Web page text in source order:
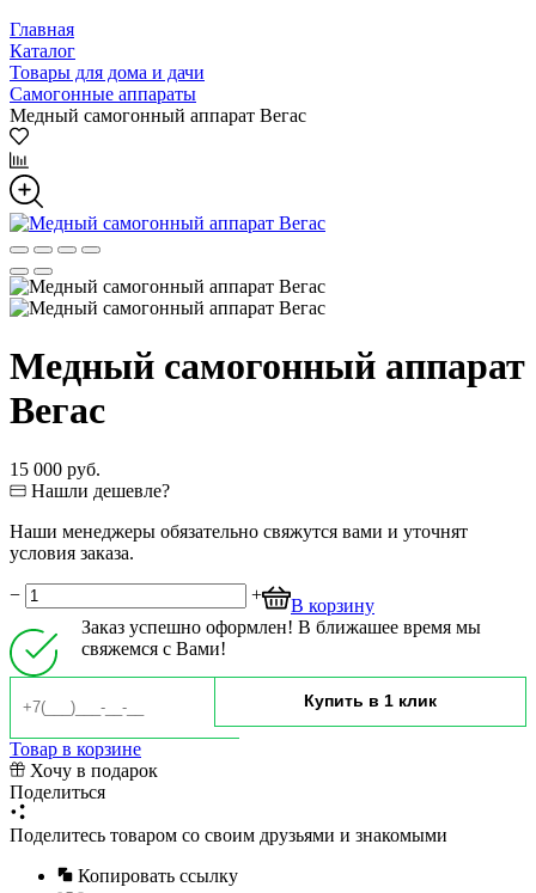
Главная
Каталог
Товары для дома и дачи
Самогонные аппараты
Медный самогонный аппарат Вегас
Медный самогонный аппарат
Вегас
15 000 руб.
Нашли дешевле?
Наши менеджеры обязательно свяжутся вами и уточнят
условия заказа.
− +
В корзину
Заказ успешно оформлен! В ближашее время мы
свяжемся с Вами!
Товар в корзине
Хочу в подарок
Поделиться
Поделитесь товаром со своим друзьями и знакомыми
Копировать ссылку